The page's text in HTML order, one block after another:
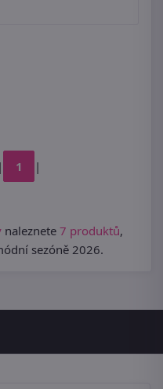
| 1 |
naleznete 7 produktů,
sezóně 2026.